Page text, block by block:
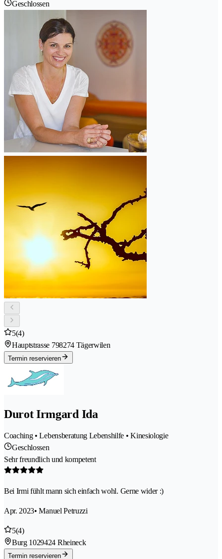
Geschlossen
5(4)
Hauptstrasse 798274 Tägerwilen
Termin reservieren
Durot Irmgard Ida
Coaching • Lebensberatung Lebenshilfe • Kinesiologie
Geschlossen
Sehr freundlich und kompetent
Bei Irmi fühlt mann sich einfach wohl. Gerne wider :)
Apr. 2023• Manuel Petruzzi
5(4)
Burg 1029424 Rheineck
Termin reservieren